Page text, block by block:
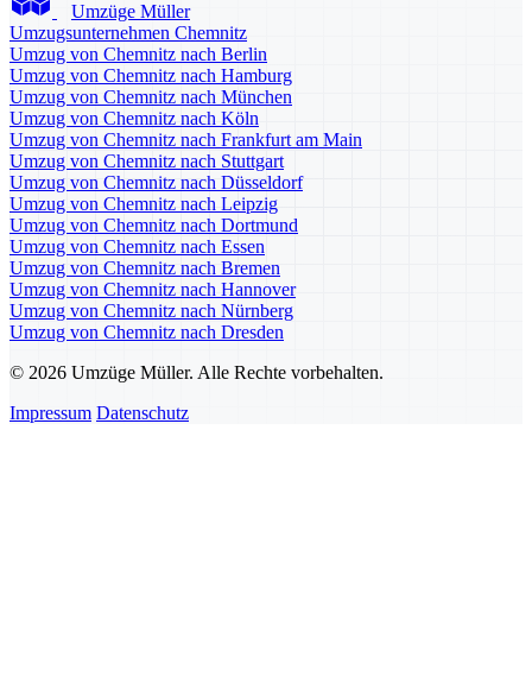
Umzüge Müller
Umzugsunternehmen Chemnitz
Umzug von Chemnitz nach Berlin
Umzug von Chemnitz nach Hamburg
Umzug von Chemnitz nach München
Umzug von Chemnitz nach Köln
Umzug von Chemnitz nach Frankfurt am Main
Umzug von Chemnitz nach Stuttgart
Umzug von Chemnitz nach Düsseldorf
Umzug von Chemnitz nach Leipzig
Umzug von Chemnitz nach Dortmund
Umzug von Chemnitz nach Essen
Umzug von Chemnitz nach Bremen
Umzug von Chemnitz nach Hannover
Umzug von Chemnitz nach Nürnberg
Umzug von Chemnitz nach Dresden
© 2026 Umzüge Müller. Alle Rechte vorbehalten.
Impressum Datenschutz